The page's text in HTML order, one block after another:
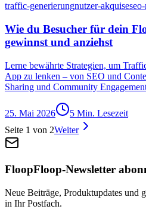
traffic-generierungnutzer-akquise
Wie du Besucher für dein
gewinnst und anziehst
Lerne bewährte Strategien, um
App zu lenken – von SEO und
Sharing und Community
25. Mai 2026
5 Min. Lesezeit
Seite 1 von 2Weiter
FloopFloop-Newsletter
Neue Beiträge, Produktupdates und
in Ihr Postfach.